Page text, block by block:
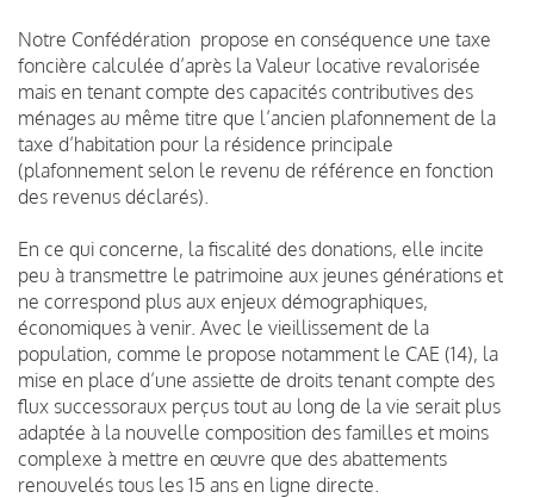
Notre Confédération propose en conséquence une taxe
foncière calculée d’après la Valeur locative revalorisée
mais en tenant compte des capacités contributives des
ménages au même titre que l’ancien plafonnement de la
taxe d’habitation pour la résidence principale
(plafonnement selon le revenu de référence en fonction
des revenus déclarés).
En ce qui concerne, la fiscalité des donations, elle incite
peu à transmettre le patrimoine aux jeunes générations et
ne correspond plus aux enjeux démographiques,
économiques à venir. Avec le vieillissement de la
population, comme le propose notamment le CAE (14), la
mise en place d’une assiette de droits tenant compte des
flux successoraux perçus tout au long de la vie serait plus
adaptée à la nouvelle composition des familles et moins
complexe à mettre en œuvre que des abattements
renouvelés tous les 15 ans en ligne directe.